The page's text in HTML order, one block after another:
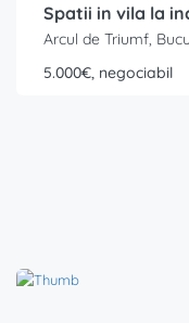
Spatii in vila la
Arcul de Triumf,
5.000€, negociabil